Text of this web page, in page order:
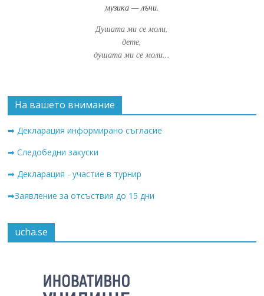
музика — лъчи.
Душата ми се моли,
дете,
душата ми се моли...
На вашето внимание
➡ Декларация информирано съгласие
➡ Следобедни закуски
➡ Декларация - участие в турнир
➡Заявление за отсъствия до 15 дни
ucha.se